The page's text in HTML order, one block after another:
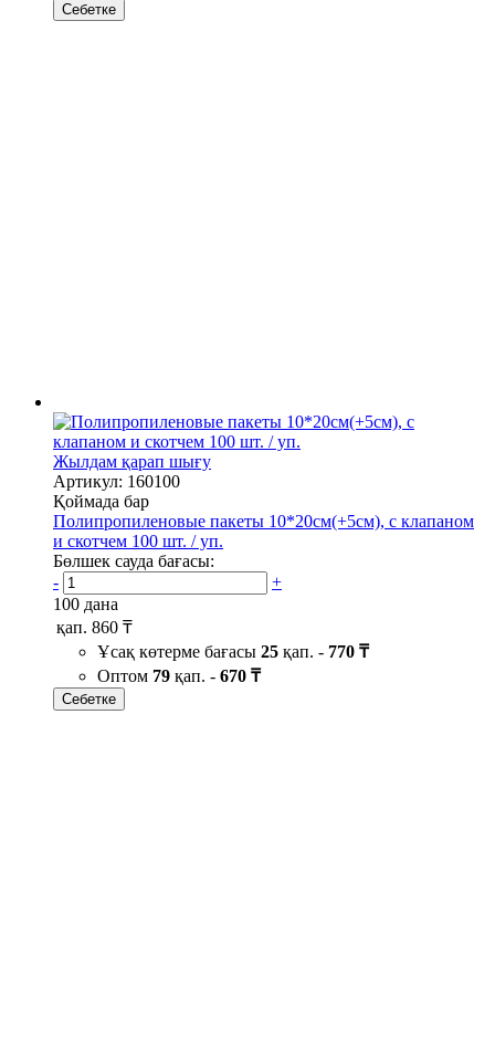
Себетке
Жылдам қарап шығу
Артикул: 160100
Қоймада бар
Полипропиленовые пакеты 10*20см(+5см), с клапаном
и скотчем 100 шт. / уп.
Бөлшек сауда бағасы:
-
+
100 дана
қап. 860 ₸
Ұсақ көтерме бағасы 25 қап. - 770 ₸
Оптом 79 қап. - 670 ₸
Себетке